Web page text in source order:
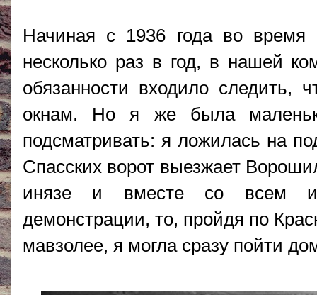
Начиная с 1936 года во
несколько раз в год, в нашей
обязанности входило следить,
окнам. Но я же была
подсматривать: я ложилась на
Спасских ворот выезжает
инязе и вместе со всем
демонстрации, то, пройдя по
мавзолее, я могла сразу пойти